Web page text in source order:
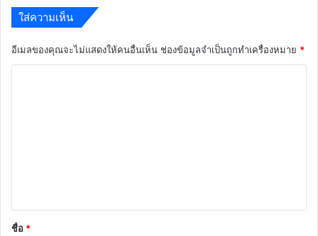
ใส่ความเห็น
อีเมลของคุณจะไม่แสดงให้คนอื่นเห็น ช่องข้อมูลจำเป็นถูกทำเครื่องหมาย *
*
ชื่อ *